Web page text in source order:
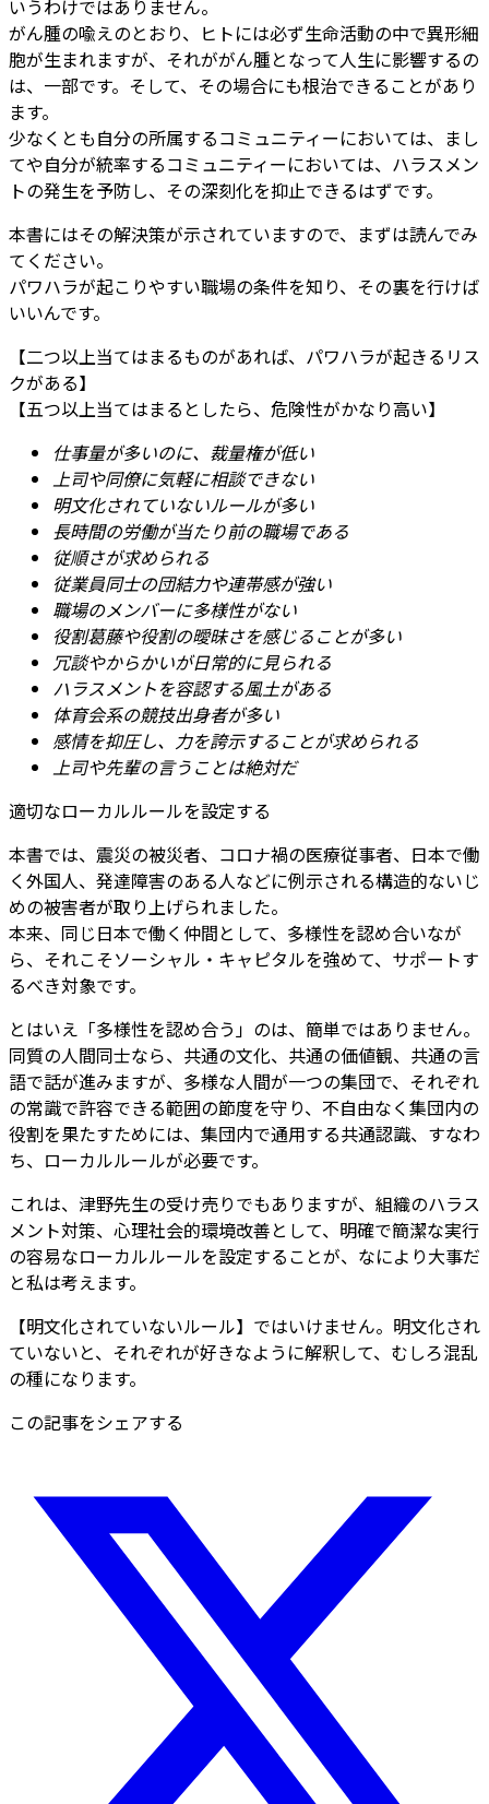
いうわけではありません。
がん腫の喩えのとおり、ヒトには必ず生命活動の中で異形細
胞が生まれますが、それががん腫となって人生に影響するの
は、一部です。そして、その場合にも根治できることがあり
ます。
少なくとも自分の所属するコミュニティーにおいては、まし
てや自分が統率するコミュニティーにおいては、ハラスメン
トの発生を予防し、その深刻化を抑止できるはずです。
本書にはその解決策が示されていますので、まずは読んでみ
てください。
パワハラが起こりやすい職場の条件を知り、その裏を行けば
いいんです。
【二つ以上当てはまるものがあれば、パワハラが起きるリス
クがある】
【五つ以上当てはまるとしたら、危険性がかなり高い】
仕事量が多いのに、裁量権が低い
上司や同僚に気軽に相談できない
明文化されていないルールが多い
長時間の労働が当たり前の職場である
従順さが求められる
従業員同士の団結力や連帯感が強い
職場のメンバーに多様性がない
役割葛藤や役割の曖昧さを感じることが多い
冗談やからかいが日常的に見られる
ハラスメントを容認する風土がある
体育会系の競技出身者が多い
感情を抑圧し、力を誇示することが求められる
上司や先輩の言うことは絶対だ
適切なローカルルールを設定する
本書では、震災の被災者、コロナ禍の医療従事者、日本で働
く外国人、発達障害のある人などに例示される構造的ないじ
めの被害者が取り上げられました。
本来、同じ日本で働く仲間として、多様性を認め合いなが
ら、それこそソーシャル・キャピタルを強めて、サポートす
るべき対象です。
とはいえ「多様性を認め合う」のは、簡単ではありません。
同質の人間同士なら、共通の文化、共通の価値観、共通の言
語で話が進みますが、多様な人間が一つの集団で、それぞれ
の常識で許容できる範囲の節度を守り、不自由なく集団内の
役割を果たすためには、集団内で通用する共通認識、すなわ
ち、ローカルルールが必要です。
これは、津野先生の受け売りでもありますが、組織のハラス
メント対策、心理社会的環境改善として、明確で簡潔な実行
の容易なローカルルールを設定することが、なにより大事だ
と私は考えます。
【明文化されていないルール】ではいけません。明文化され
ていないと、それぞれが好きなように解釈して、むしろ混乱
の種になります。
この記事をシェアする